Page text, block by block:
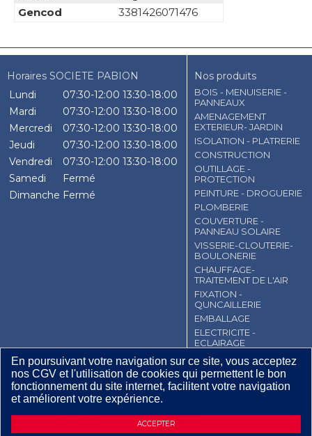
ACCEPTER
En poursuivant votre navigation sur ce site, vous acceptez
nos CGV et l'utilisation de cookies qui permettent le bon
fonctionnement du site internet, facilitent votre navigation
et améliorent votre expérience.
26,17€TTC / Pièce
Gencod
3381426071476
Horaires SOCIETE PABION
Lundi
07:30-12:00 13:30-18:00
Mardi
07:30-12:00 13:30-18:00
Mercredi
07:30-12:00 13:30-18:00
Jeudi
07:30-12:00 13:30-18:00
Vendredi
07:30-12:00 13:30-18:00
Samedi
Fermé
Dimanche Fermé
Nos produits
BOIS - MENUISERIE -
PANNEAUX
AMENAGEMENT
EXTERIEUR- JARDIN
ISOLATION - PLATRERIE
CONSTRUCTION
OUTILLAGE -
PROTECTION
PEINTURE - DROGUERIE
PLOMBERIE
COUVERTURE -
PANNEAU SOLAIRE
VISSERIE-CLOUTERIE-
BOULONERIE
CHAUFFAGE-
TRAITEMENT DE L'AIR
FIXATION -
QUNCAILLERIE
EMBALLAGE
ELECTRICITE -
ECLAIRAGE
CGV Contact
Mentions légales
Plan du site